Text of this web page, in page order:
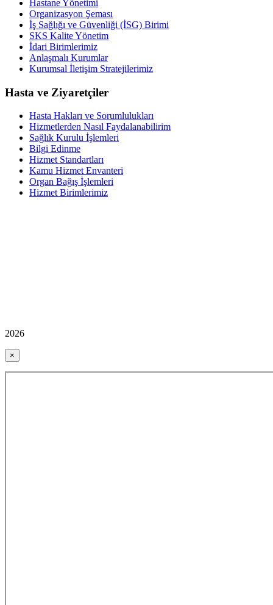
Hastane Yönetimi
Organizasyon Şeması
İş Sağlığı ve Güvenliği (İSG) Birimi
SKS Kalite Yönetim
İdari Birimlerimiz
Anlaşmalı Kurumlar
Kurumsal İletişim Stratejilerimiz
Hasta ve Ziyaretçiler
Hasta Hakları ve Sorumlulukları
Hizmetlerden Nasıl Faydalanabilirim
Sağlık Kurulu İşlemleri
Bilgi Edinme
Hizmet Standartları
Kamu Hizmet Envanteri
Organ Bağış İşlemleri
Hizmet Birimlerimiz
2026
×